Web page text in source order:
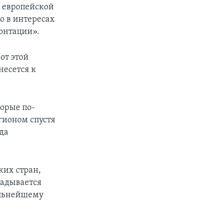
в интересах
этой
к
по-
спустя
стран,